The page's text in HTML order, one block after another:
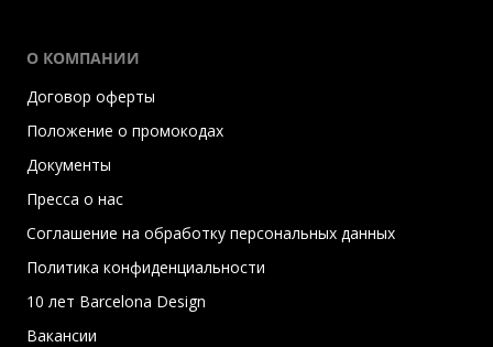
О КОМПАНИИ
Договор оферты
Положение о промокодах
Документы
Пресса о нас
Соглашение на обработку персональных данных
Политика конфиденциальности
10 лет Barcelona Design
Вакансии